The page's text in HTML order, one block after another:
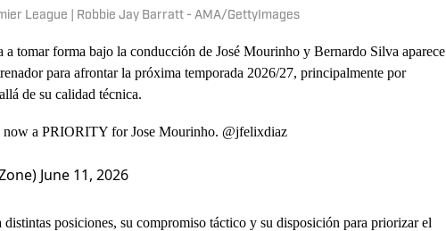
League | Robbie Jay Barratt - AMA/GettyImages
a tomar forma bajo la conducción de José Mourinho y Bernardo Silva aparece
para afrontar la próxima temporada 2026/27, principalmente por
de su calidad técnica.
a PRIORITY for Jose Mourinho. @jfelixdiaz
June 11, 2026
distintas posiciones, su compromiso táctico y su disposición para priorizar el